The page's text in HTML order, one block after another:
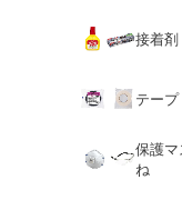
接着剤
テープ
保護
ね